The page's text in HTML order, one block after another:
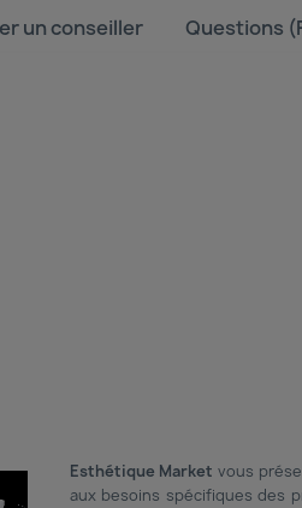
un conseiller Questions
Esthétique Market vous
aux besoins spécifiques des